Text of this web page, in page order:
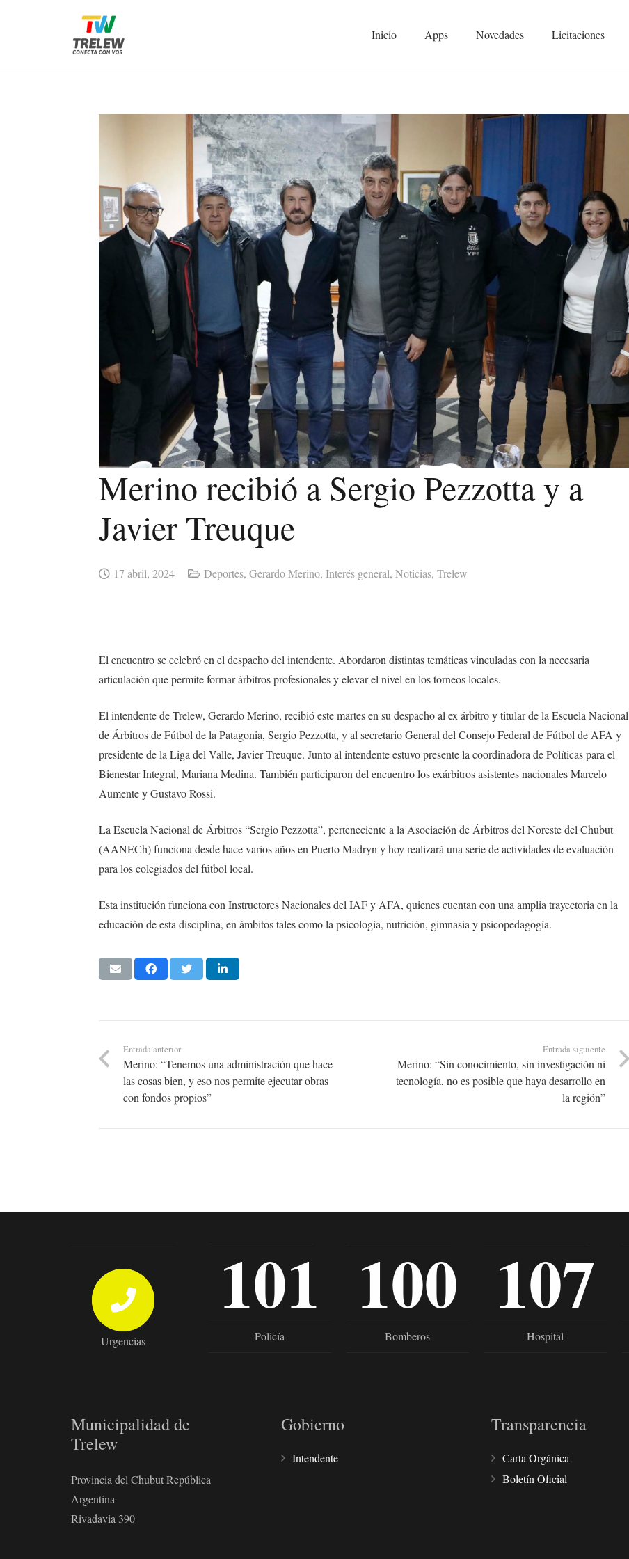
Inicio Apps Novedades Licitaciones
Merino recibió a Sergio Pezzotta y a
Javier Treuque
17 abril, 2024 Deportes, Gerardo Merino, Interés general, Noticias, Trelew
El encuentro se celebró en el despacho del intendente. Abordaron distintas temáticas vinculadas con la necesaria
articulación que permite formar árbitros profesionales y elevar el nivel en los torneos locales.
El intendente de Trelew, Gerardo Merino, recibió este martes en su despacho al ex árbitro y titular de la Escuela Nacional
de Árbitros de Fútbol de la Patagonia, Sergio Pezzotta, y al secretario General del Consejo Federal de Fútbol de AFA y
presidente de la Liga del Valle, Javier Treuque. Junto al intendente estuvo presente la coordinadora de Políticas para el
Bienestar Integral, Mariana Medina. También participaron del encuentro los exárbitros asistentes nacionales Marcelo
Aumente y Gustavo Rossi.
La Escuela Nacional de Árbitros “Sergio Pezzotta”, perteneciente a la Asociación de Árbitros del Noreste del Chubut
(AANECh) funciona desde hace varios años en Puerto Madryn y hoy realizará una serie de actividades de evaluación
para los colegiados del fútbol local.
Esta institución funciona con Instructores Nacionales del IAF y AFA, quienes cuentan con una amplia trayectoria en la
educación de esta disciplina, en ámbitos tales como la psicología, nutrición, gimnasia y psicopedagogía.
Entrada anterior
Merino: “Tenemos una administración que hace
las cosas bien, y eso nos permite ejecutar obras
con fondos propios”
Entrada siguiente
Merino: “Sin conocimiento, sin investigación ni
tecnología, no es posible que haya desarrollo en
la región”
Urgencias
101
Policía
100
Bomberos
107
Hospital
Municipalidad de
Trelew
Provincia del Chubut República
Argentina
Rivadavia 390
Gobierno
Intendente
Transparencia
Carta Orgánica
Boletín Oficial